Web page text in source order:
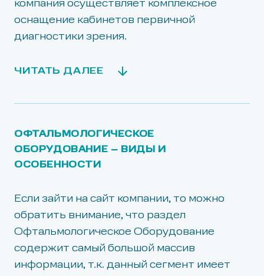
компания осуществляет комплексное
оснащение кабинетов первичной
диагностики зрения.
ЧИТАТЬ ДАЛЕЕ
ОФТАЛЬМОЛОГИЧЕСКОЕ
ОБОРУДОВАНИЕ – ВИДЫ И
ОСОБЕННОСТИ
Если зайти на сайт компании, то можно
обратить внимание, что раздел
Офтальмологическое Оборудование
содержит самый большой массив
информации, т.к. данный сегмент имеет